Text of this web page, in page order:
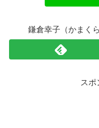
鎌倉幸子（かまく
スポ